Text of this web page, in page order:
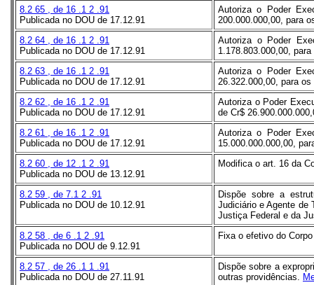
8.2 65 , de 16 .1 2 .91
Publicada no DOU de 17.12.91
Autoriza o Poder
200.000.000,00, para
8.2 64 , de 16 .1 2 .91
Publicada no DOU de 17.12.91
Autoriza o Poder
1.178.803.000,00,
8.2 63 , de 16 .1 2 .91
Publicada no DOU de 17.12.91
Autoriza o Poder
26.322.000,00, para
8.2 62 , de 16 .1 2 .91
Publicada no DOU de 17.12.91
Autoriza o Poder
de Cr$
8.2 61 , de 16 .1 2 .91
Publicada no DOU de 17.12.91
Autoriza o Poder
15.000.000.000,00,
8.2 60 , de 12 .1 2 .91
Publicada no DOU de 13.12.91
Modifica o art. 16 da
8.2 59 , de 7.1 2 .91
Publicada no DOU de 10.12.91
Dispõe sobre a
Judiciário e Agente de
Justiça Federal e da
8.2 58 , de 6 .1 2 .91
Publicada no DOU de 9.12.91
Fixa o efetivo do
8.2 57 , de 26 .1 1
.91
Publicada no DOU de 27.11.91
Dispõe sobre a
outras providências.